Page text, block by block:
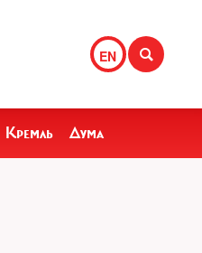
EN
Кремль Дума